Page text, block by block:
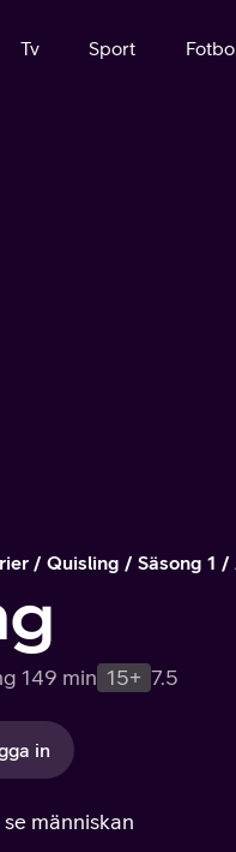
Tv Sport
Quisling Säsong 1
149 min 15+ 7.5
in
människan